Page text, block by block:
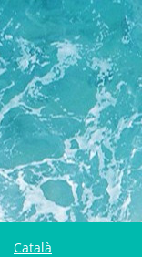
Català